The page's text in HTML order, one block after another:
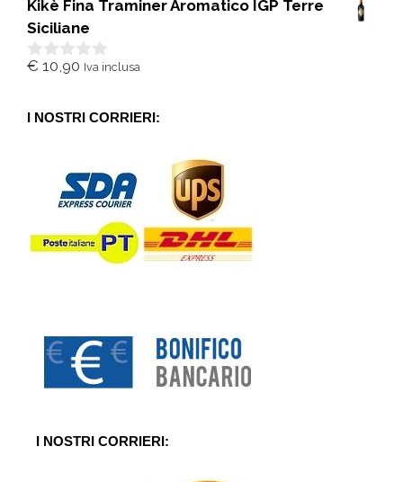
u
5
Kikè Fina Traminer Aromatico IGP Terre
Siciliane
0
5
€ 10,90 Iva inclusa
I NOSTRI CORRIERI:
I NOSTRI CORRIERI: